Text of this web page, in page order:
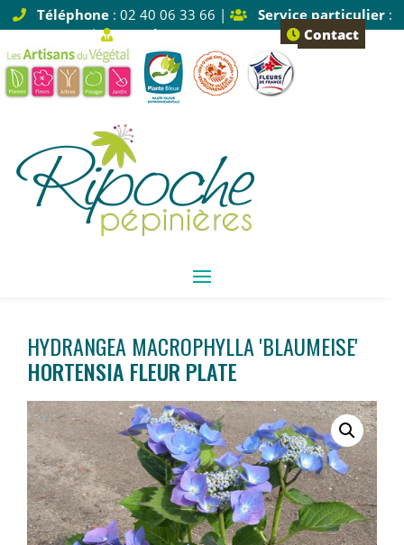
Téléphone: 02 40 06 33 66 | Service particulier:
Tapez 1 |
Service pro: Tapez 2 Contact
HYDRANGEA MACROPHYLLA 'BLAUMEISE'
HORTENSIA FLEUR PLATE